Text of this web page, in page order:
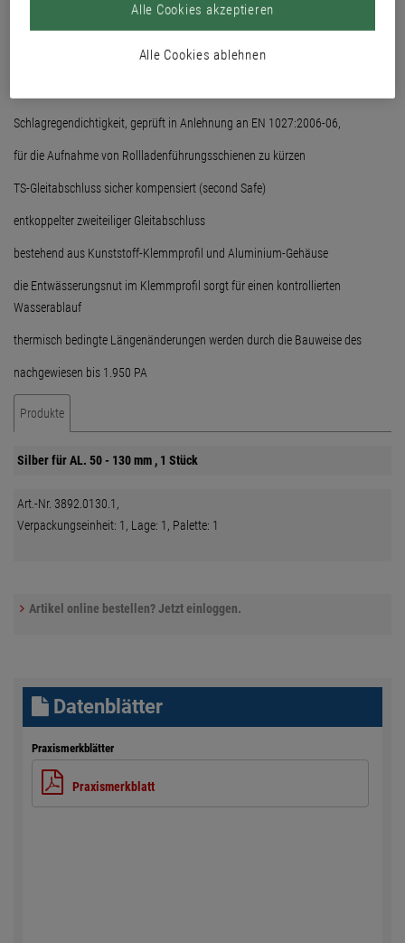
Schlagregendichtigkeit, geprüft in Anlehnung an EN 1027:2006-06,
für die Aufnahme von Rollladenführungsschienen zu kürzen
TS-Gleitabschluss sicher kompensiert (second Safe)
entkoppelter zweiteiliger Gleitabschluss
bestehend aus Kunststoff-Klemmprofil und Aluminium-Gehäuse
die Entwässerungsnut im Klemmprofil sorgt für einen kontrollierten
Wasserablauf
thermisch bedingte Längenänderungen werden durch die Bauweise des
nachgewiesen bis 1.950 PA
Produkte
Silber für AL. 50 - 130 mm , 1 Stück
Art.-Nr. 3892.0130.1,
Verpackungseinheit: 1, Lage: 1, Palette: 1
Artikel online bestellen? Jetzt einloggen.
Datenblätter
Praxismerkblätter
Praxismerkblatt
Alle Cookies ablehnen
Alle Cookies akzeptieren